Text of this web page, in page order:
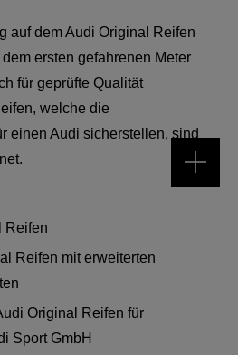
auf dem Audi Original Reifen
ersten gefahrenen Meter
für geprüfte Qualität
welche die
einen Audi sicherstellen, sind
Reifen
Reifen mit erweiterten
Original Reifen für
Sport GmbH